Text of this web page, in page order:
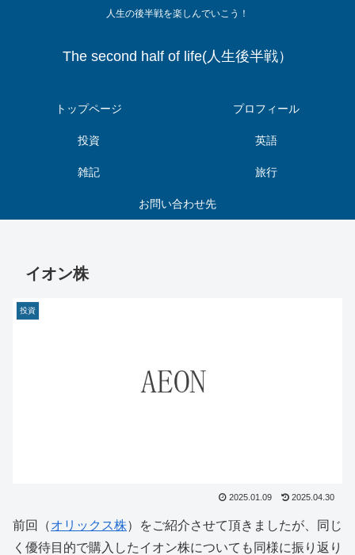
人生の後半戦を楽しんでいこう！
The second half of life(人生後半戦）
トップページ プロフィール
投資 英語
雑記 旅行
お問い合わせ先
イオン株
投資
2025.01.09 2025.04.30
前回（オリックス株）をご紹介させて頂きましたが、同じ
く優待目的で購入したイオン株についても同様に振り返り